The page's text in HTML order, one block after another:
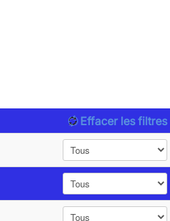
Effacer les filtres